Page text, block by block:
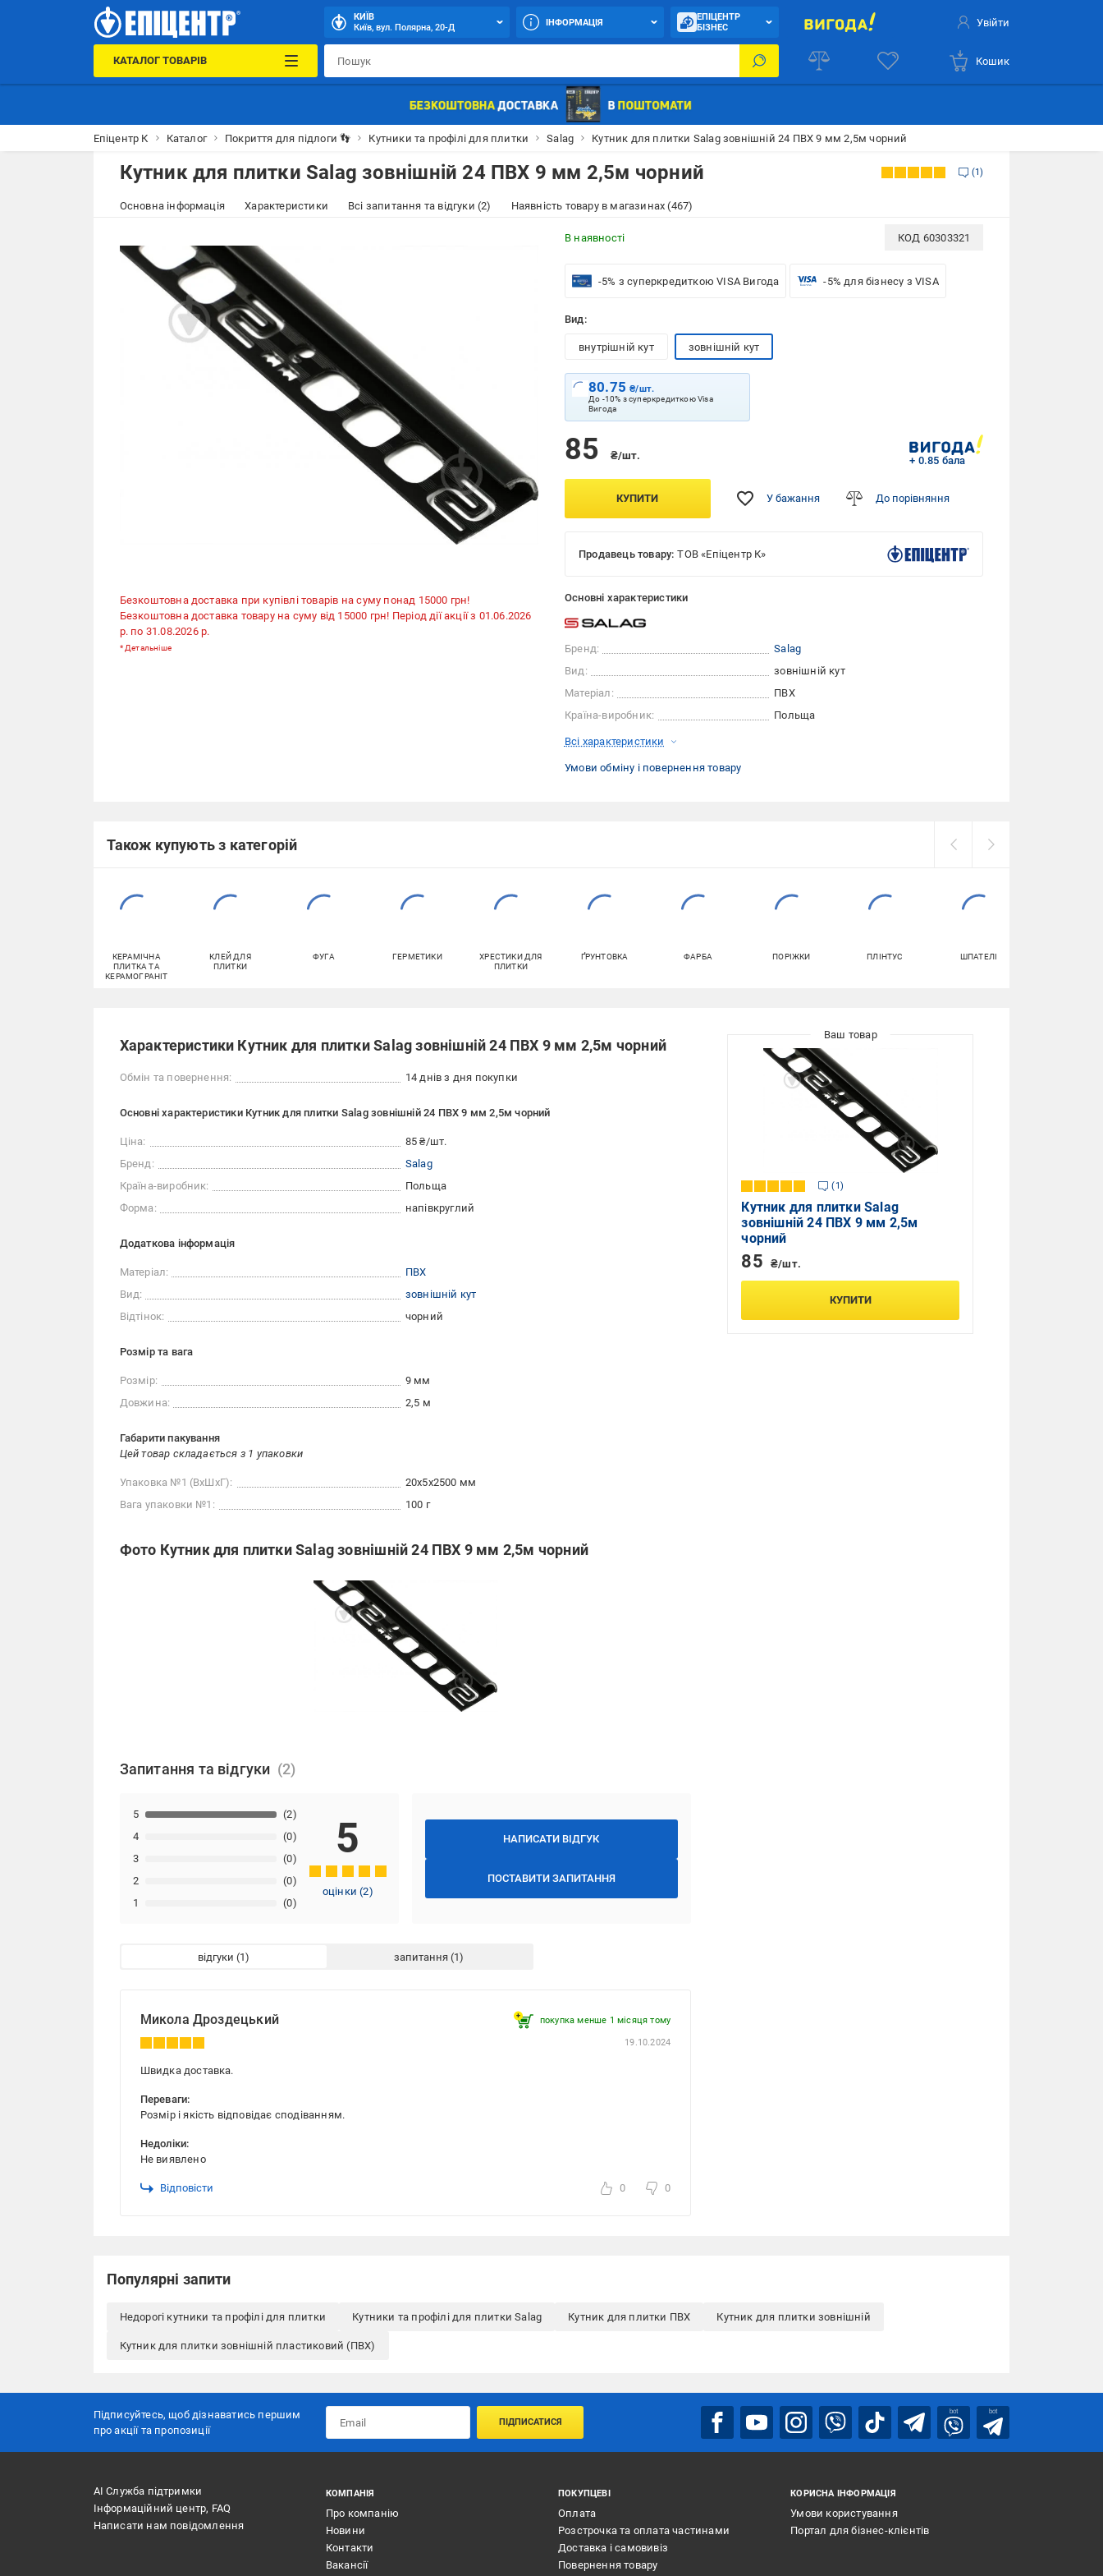
КИЇВ
Київ, вул. Полярна, 20-Д
ІНФОРМАЦІЯ
ЕПІЦЕНТР
БІЗНЕС
Увійти
КАТАЛОГ ТОВАРІВ Кошик
Епіцентр К Каталог Покриття для підлоги 👣 Кутники та профілі для плитки Salag Кутник для плитки Salag зовнішній 24 ПВХ 9 мм 2,5м чорний
Кутник для плитки Salag зовнішній 24 ПВХ 9 мм 2,5м чорний 1
Основна інформація Характеристики Всі запитання та відгуки (2) Наявність товару в магазинах (467)
Безкоштовна доставка при купівлі товарів на суму понад 15000 грн!
Безкоштовна доставка товару на суму від 15000 грн! Період дії акції з 01.06.2026
р. по 31.08.2026 р.
*Детальніше
В наявності КОД 60303321
-5% з суперкредиткою VISA Вигода -5% для бізнесу з VISA
Вид:
внутрішній кут зовнішній кут
80.75₴/шт.
До -10% з суперкредиткою Visa
Вигода
85 ₴/шт. + 0.85 бала
КУПИТИ У бажання До порівняння
Продавець товару: ТОВ «Епіцентр К»
Основні характеристики
Бренд:
Salag
Вид:
зовнішній кут
Матеріал:
ПВХ
Країна-виробник:
Польща
Всі характеристики
Умови обміну і повернення товару
Також купують з категорій
КЕРАМІЧНА
ПЛИТКА ТА
КЕРАМОГРАНІТ
КЛЕЙ ДЛЯ
ПЛИТКИ
ФУГА ГЕРМЕТИКИ
ХРЕСТИКИ ДЛЯ
ПЛИТКИ
ҐРУНТОВКА ФАРБА ПОРІЖКИ ПЛІНТУС ШПАТЕЛІ
Характеристики Кутник для плитки Salag зовнішній 24 ПВХ 9 мм 2,5м чорний
Обмін та повернення: 14 днів з дня покупки
Основні характеристики Кутник для плитки Salag зовнішній 24 ПВХ 9 мм 2,5м чорний
Ціна:
85 ₴/шт.
Бренд:
Salag
Країна-виробник:
Польща
Форма:
напівкруглий
Додаткова інформація
Матеріал:
ПВХ
Вид:
зовнішній кут
Відтінок:
чорний
Розмір та вага
Розмір:
9 мм
Довжина:
2,5 м
Габарити пакування
Цей товар складається з 1 упаковки
Упаковка №1 (ВхШхГ):
20x5x2500 мм
Вага упаковки №1:
100 г
Фото Кутник для плитки Salag зовнішній 24 ПВХ 9 мм 2,5м чорний
Запитання та відгуки
НАПИСАТИ ВІДГУК
ПОСТАВИТИ ЗАПИТАННЯ
1 (0)
2 (0)
3 (0)
4 (0)
5 (2)
5
оцінки(2)
відгуки запитання
Микола Дроздецький покупка менше 1 місяця томy
19.10.2024
Швидка доставка.
Переваги:
Розмір і якість відповідає сподіванням.
Недоліки:
Не виявлено
Відповісти 0 0
1
Кутник для плитки Salag
зовнішній 24 ПВХ 9 мм 2,5м
чорний
85 ₴/шт.
КУПИТИ
Популярні запити
Недорогі кутники та профілі для плитки Кутники та профілі для плитки Salag Кутник для плитки ПВХ Кутник для плитки зовнішній
Кутник для плитки зовнішній пластиковий (ПВХ)
Підписуйтесь, щоб дізнаватись першим
про акції та пропозиції
ПІДПИСАТИСЯ
bot bot
АІ Служба підтримки
Інформаційний центр, FAQ
Написати нам повідомлення
КОМПАНІЯ
Про компанію
Новини
Контакти
Вакансії
ПОКУПЦЕВІ
Оплата
Розстрочка та оплата частинами
Доставка і самовивіз
Повернення товару
КОРИСНА ІНФОРМАЦІЯ
Умови користування
Портал для бізнес-клієнтів